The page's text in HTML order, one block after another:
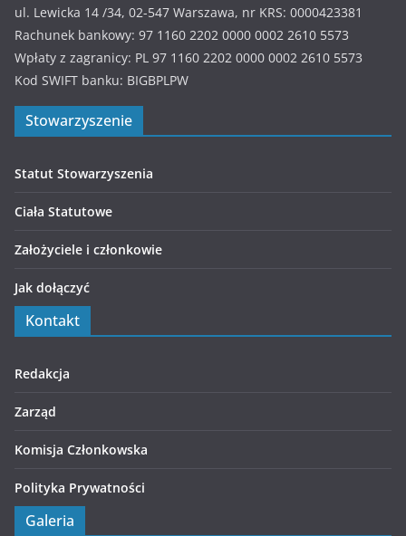
ul. Lewicka 14 /34, 02-547 Warszawa, nr KRS: 0000423381
Rachunek bankowy: 97 1160 2202 0000 0002 2610 5573
Wpłaty z zagranicy: PL 97 1160 2202 0000 0002 2610 5573
Kod SWIFT banku: BIGBPLPW
Stowarzyszenie
Statut Stowarzyszenia
Ciała Statutowe
Założyciele i członkowie
Jak dołączyć
Kontakt
Redakcja
Zarząd
Komisja Członkowska
Polityka Prywatności
Galeria